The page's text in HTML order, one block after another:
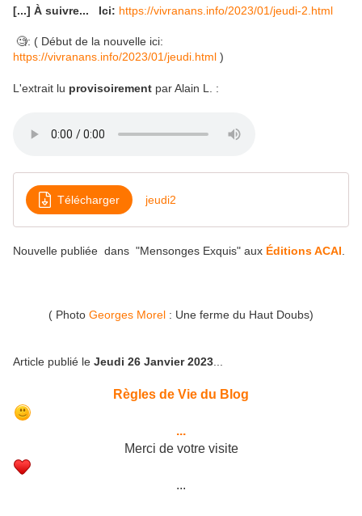
[...] À suivre... Ici: https://vivranans.info/2023/01/jeudi-2.html
🧐: ( Début de la nouvelle ici:
https://vivranans.info/2023/01/jeudi.html )
L'extrait lu provisoirement par Alain L. :
Télécharger jeudi2
Nouvelle publiée dans "Mensonges Exquis" aux Éditions ACAI
( Photo Georges Morel : Une ferme du Haut Doubs)
Article publié le Jeudi 26 Janvier 2023
Règles de Vie du Blog
...
Merci de votre visite
...